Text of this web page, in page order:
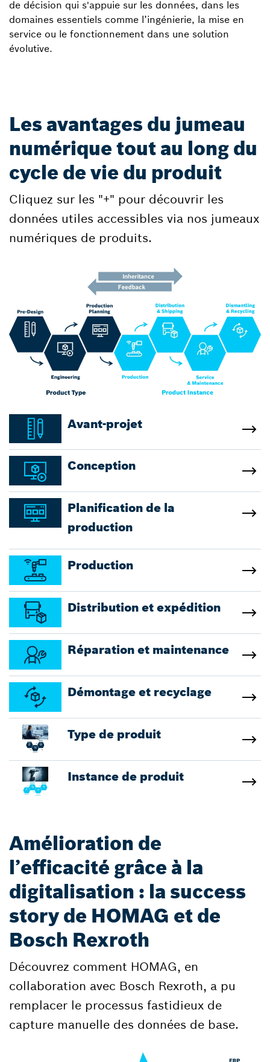
de décision qui s'appuie sur les données, dans les
domaines essentiels comme l’ingénierie, la mise en
service ou le fonctionnement dans une solution
évolutive.
Les avantages du jumeau
numérique tout au long du
cycle de vie du produit
Cliquez sur les "+" pour découvrir les
données utiles accessibles via nos jumeaux
numériques de produits.
Avant-projet
Conception
Planification de la
production
Production
Distribution et expédition
Réparation et maintenance
Démontage et recyclage
Type de produit
Instance de produit
Amélioration de
l’efficacité grâce à la
digitalisation : la success
story de HOMAG et de
Bosch Rexroth
Découvrez comment HOMAG, en
collaboration avec Bosch Rexroth, a pu
remplacer le processus fastidieux de
capture manuelle des données de base.